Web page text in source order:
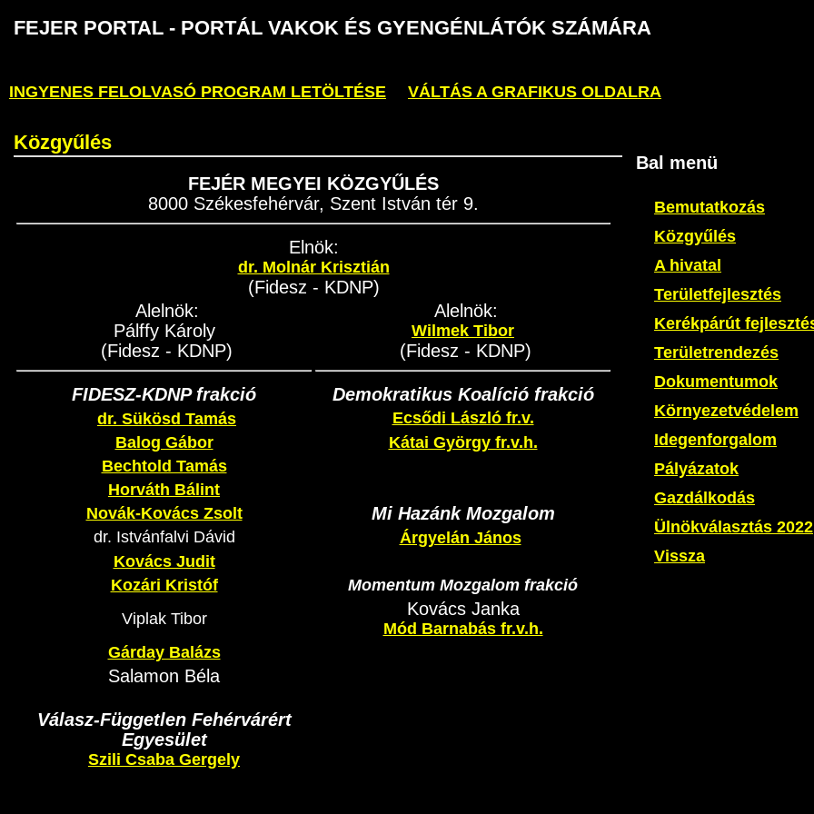
FEJER PORTAL - PORTÁL VAKOK ÉS GYENGÉNLÁTÓK SZÁMÁRA
INGYENES FELOLVASÓ PROGRAM LETÖLTÉSE VÁLTÁS A GRAFIKUS OLDALRA
Közgyűlés
FEJÉR MEGYEI KÖZGYŰLÉS
8000 Székesfehérvár, Szent István tér 9.
Elnök:
dr. Molnár Krisztián
(Fidesz - KDNP)
Alelnök:
Pálffy Károly
(Fidesz - KDNP)
Alelnök:
Wilmek Tibor
(Fidesz - KDNP)
FIDESZ-KDNP frakció Demokratikus Koalíció frakció
dr. Sükösd Tamás
Ecsődi László fr.v.
Balog Gábor
Kátai György fr.v.h.
Bechtold Tamás
Horváth Bálint
Novák-Kovács Zsolt
Mi Hazánk Mozgalom
dr. Istvánfalvi Dávid
Árgyelán János
Kovács Judit
Kozári Kristóf
Momentum Mozgalom frakció
Viplak Tibor
Kovács Janka
Mód Barnabás fr.v.h.
Gárday Balázs
Salamon Béla
Válasz-Független Fehérvárért
Egyesület
Szili Csaba Gergely
Bal menü
Bemutatkozás
Közgyűlés
A hivatal
Területfejlesztés
Kerékpárút
Területrendezés
Dokumentumok
Környezetvédelem
Idegenforgalom
Pályázatok
Gazdálkodás
Ülnökválasztás 2022
Vissza